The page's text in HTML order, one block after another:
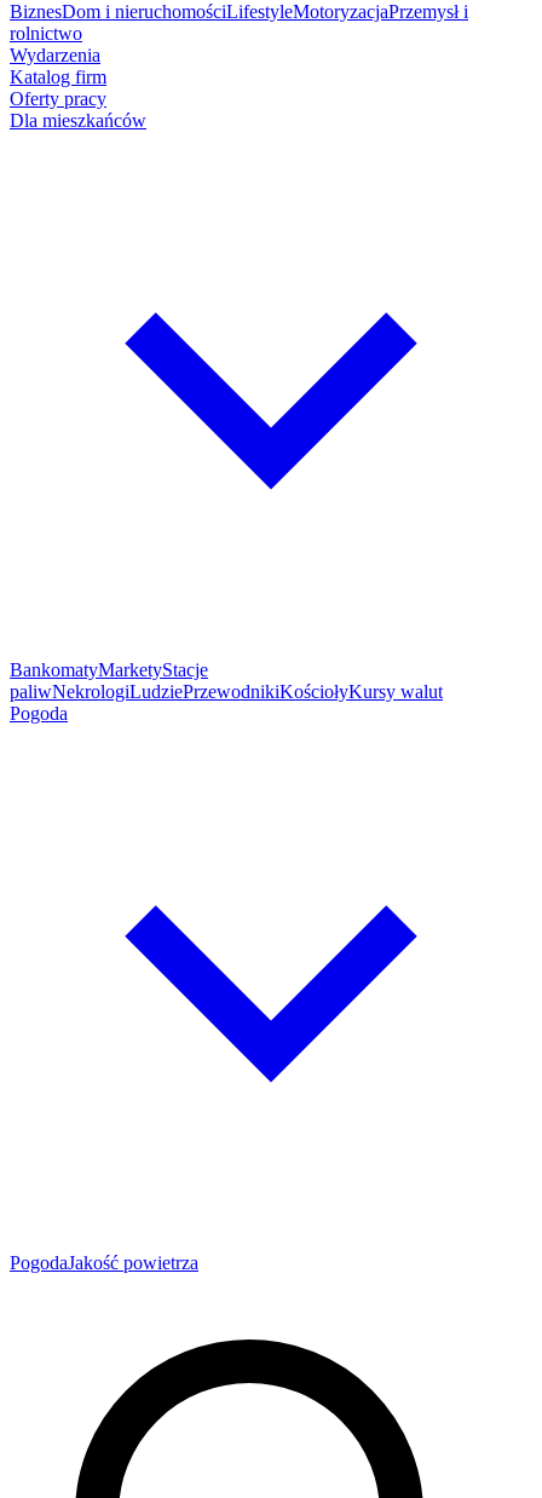
BiznesDom i nieruchomościLifestyleMotoryzacjaPrzemysł i
rolnictwo
Wydarzenia
Katalog firm
Oferty pracy
Dla mieszkańców
BankomatyMarketyStacje
paliwNekrologiLudziePrzewodnikiKościołyKursy walut
Pogoda
PogodaJakość powietrza